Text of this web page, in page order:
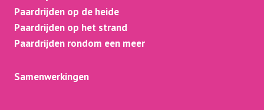
Paardrijden op de heide
Paardrijden op het strand
Paardrijden rondom een meer
Samenwerkingen